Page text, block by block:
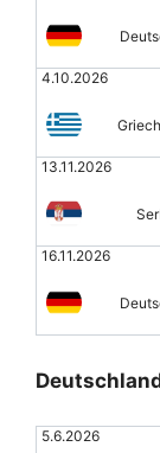
4.10.2026
13.11.2026
16.11.2026
5.6.2026